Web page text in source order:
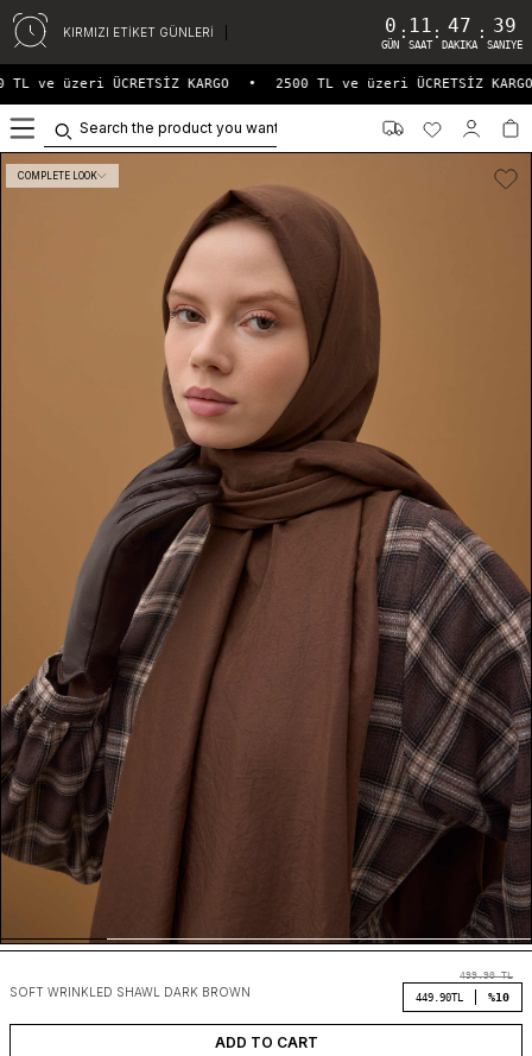
KIRMIZI ETİKET GÜNLERİ 0
GÜN
: 11
SAAT
: 47
DAKIKA
: 39
SANIYE
TL ve üzeri ÜCRETSİZ KARGO 2500 TL ve üzeri ÜCRETSİZ KARGO
COMPLETE LOOK
SOFT WRINKLED SHAWL DARK BROWN
499.90TL
449.90TL %10
ADD TO CART